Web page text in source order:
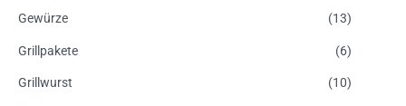
Gewürze (13)
Grillpakete (6)
Grillwurst (10)